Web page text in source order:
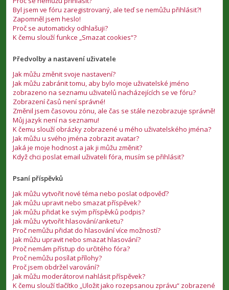
Byl jsem ve fóru zaregistrovaný, ale teď se nemůžu přihlásit?!
Zapomněl jsem heslo!
Proč se automaticky odhlašuji?
K čemu slouží funkce „Smazat cookies“?
Předvolby a nastavení uživatele
Jak můžu změnit svoje nastavení?
Jak můžu zabránit tomu, aby bylo moje uživatelské jméno
zobrazeno na seznamu uživatelů nacházejících se ve fóru?
Zobrazení časů není správné!
Změnil jsem časovou zónu, ale čas se stále nezobrazuje správně!
Můj jazyk není na seznamu!
K čemu slouží obrázky zobrazené u mého uživatelského jména?
Jak můžu u svého jména zobrazit avatar?
Jaká je moje hodnost a jak ji můžu změnit?
Když chci poslat email uživateli fóra, musím se přihlásit?
Psaní příspěvků
Jak můžu vytvořit nové téma nebo poslat odpověď?
Jak můžu upravit nebo smazat příspěvek?
Jak můžu přidat ke svým příspěvků podpis?
Jak můžu vytvořit hlasování/anketu?
Proč nemůžu přidat do hlasování více možností?
Jak můžu upravit nebo smazat hlasování?
Proč nemám přístup do určitého fóra?
Proč nemůžu posílat přílohy?
Proč jsem obdržel varování?
Jak můžu moderátorovi nahlásit příspěvek?
K čemu slouží tlačítko „Uložit jako rozepsanou zprávu“ zobrazené